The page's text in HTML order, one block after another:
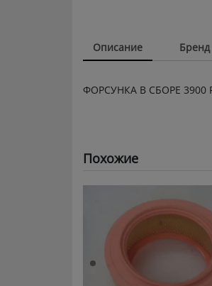
Описание Бренд
ФОРСУНКА В СБОРЕ 3900
Похожие